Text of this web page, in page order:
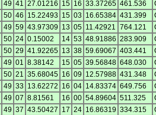
49 41 27.01216 15 16 33.37265 461.536
50 46 15.22493 15 03 16.65384 431.399
49 59 43.97309 13 05 11.42921 764.121
50 24 0.15002 14 53 48.91886 283.909
50 29 41.92265 13 38 59.69067 403.441
49 01 8.38142 15 05 39.56848 648.030
50 21 35.68045 16 09 12.57988 431.348
49 33 13.62272 16 04 14.83374 649.756
49 07 8.81561 16 00 54.89604 511.325
49 37 43.50427 17 24 16.86319 334.315